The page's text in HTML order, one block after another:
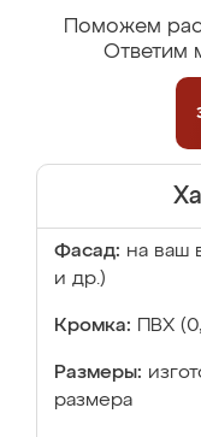
Поможем
Ответим
Фасад: на ваш
и др.)
Кромка: ПВХ
Размеры:
размера